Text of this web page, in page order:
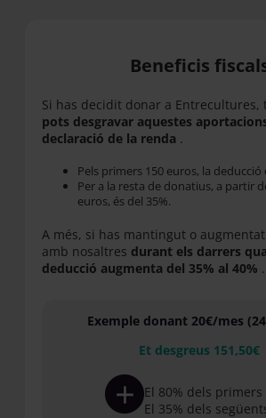
Beneficis
Si has decidit donar a Entrecultures,
pots desgravar aquestes
declaració de la renda .
Pels primers 150 euros, la deducció
Per a la resta de donatius, a partir
euros, és del 35%.
A més, si has mantingut o augmentat
amb nosaltres durant els darrers
deducció augmenta del 35% al ​​40% .
Exemple donant 20€/mes
Et desgreus 151,50€
El 80% dels primers
El 35% dels